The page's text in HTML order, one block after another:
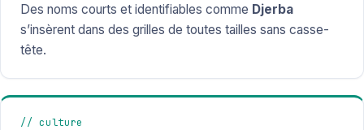
Des noms courts et identifiables comme Djerba
s’insèrent dans des grilles de toutes tailles sans casse-
tête.
// culture